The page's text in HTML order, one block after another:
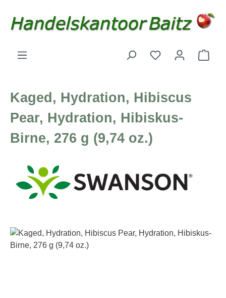
Du hast 0
Kaged, Hydration, Hibiscus
Pear, Hydration, Hibiskus-
Birne, 276 g (9,74 oz.)
Bildergalerie überspringen